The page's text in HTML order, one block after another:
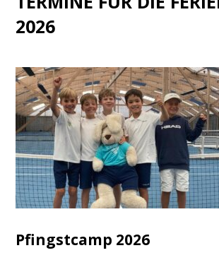
2026
Pfingstcamp 2026